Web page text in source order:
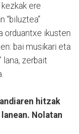
ere
“biluztea”
orduantxe ikusten
bai musikari eta
lana, zerbait
hitzak
Nolatan